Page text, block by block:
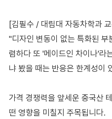
[김필수 / 대림대 자동차학과
"디자인 변동이 없는 특화된 부
렴하다 또 '메이드인 차이나'라
냐 봤을 때는 반응은 한계성이
가격 경쟁력을 앞세운 중국산
떤 영향을 미칠지 주목됩니다.